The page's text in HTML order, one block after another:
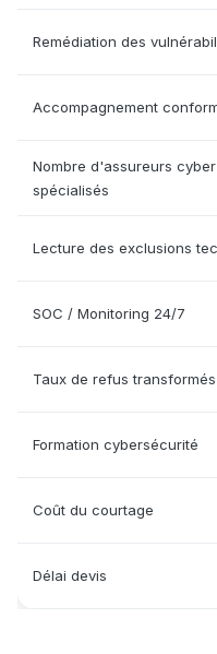
Remédiation des
Accompagnement
Nombre d'assureurs cyber
spécialisés
Lecture des exclusions
SOC / Monitoring 24/7
Taux de refus transformés
Formation cybersécurité
Coût du courtage
Délai devis